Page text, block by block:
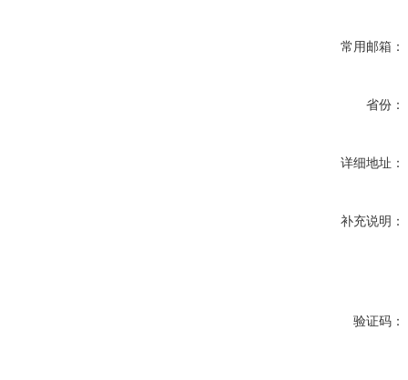
常用邮箱：
省份：
详细地址：
补充说明：
验证码：